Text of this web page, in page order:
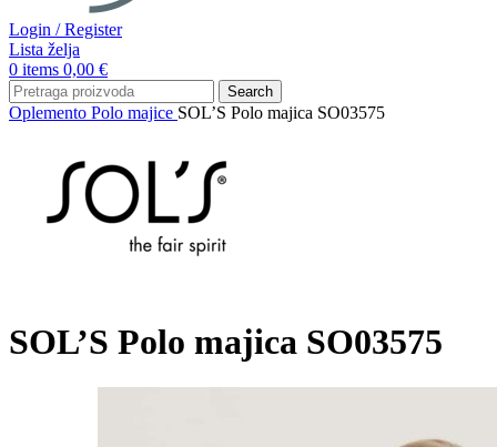
Login / Register
Lista želja
0 items 0,00 €
Search
Oplemento Polo majice SOL’S Polo majica SO03575
SOL’S Polo majica SO03575